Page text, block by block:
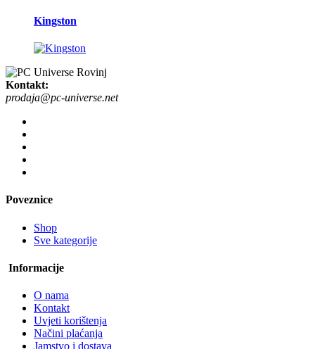
Kingston
Kontakt:
prodaja@pc-universe.net
Poveznice
Shop
Sve kategorije
Informacije
O nama
Kontakt
Uvjeti korištenja
Načini plaćanja
Jamstvo i dostava